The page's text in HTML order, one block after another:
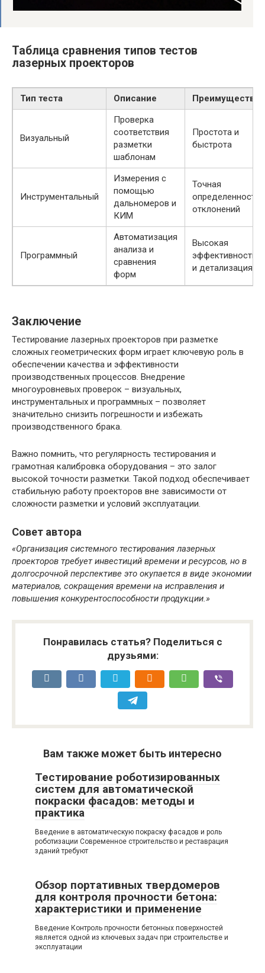
Таблица сравнения типов тестов
лазерных проекторов
Тип теста Описание Преимущества
Визуальный
Проверка
соответствия
разметки
шаблонам
Простота и
быстрота
Инструментальный
Измерения с
помощью
дальномеров и
КИМ
Точная
определенность
отклонений
Программный
Автоматизация
анализа и
сравнения
форм
Высокая
эффективность
и детализация
Заключение
Тестирование лазерных проекторов при разметке
сложных геометрических форм играет ключевую роль в
обеспечении качества и эффективности
производственных процессов. Внедрение
многоуровневых проверок – визуальных,
инструментальных и программных – позволяет
значительно снизить погрешности и избежать
производственного брака.
Важно помнить, что регулярность тестирования и
грамотная калибровка оборудования – это залог
высокой точности разметки. Такой подход обеспечивает
стабильную работу проекторов вне зависимости от
сложности разметки и условий эксплуатации.
Совет автора
«Организация системного тестирования лазерных
проекторов требует инвестиций времени и ресурсов, но в
долгосрочной перспективе это окупается в виде экономии
материалов, сокращения времени на исправления и
повышения конкурентоспособности продукции.»
Понравилась статья? Поделиться с
друзьями:
Вам также может быть интересно
Тестирование роботизированных
систем для автоматической
покраски фасадов: методы и
практика
Введение в автоматическую покраску фасадов и роль
роботизации Современное строительство и реставрация
зданий требуют
Обзор портативных твердомеров
для контроля прочности бетона:
характеристики и применение
Введение Контроль прочности бетонных поверхностей
является одной из ключевых задач при строительстве и
эксплуатации